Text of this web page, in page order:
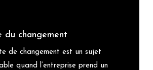
du changement
de changement est un sujet
quand l’entreprise prend un